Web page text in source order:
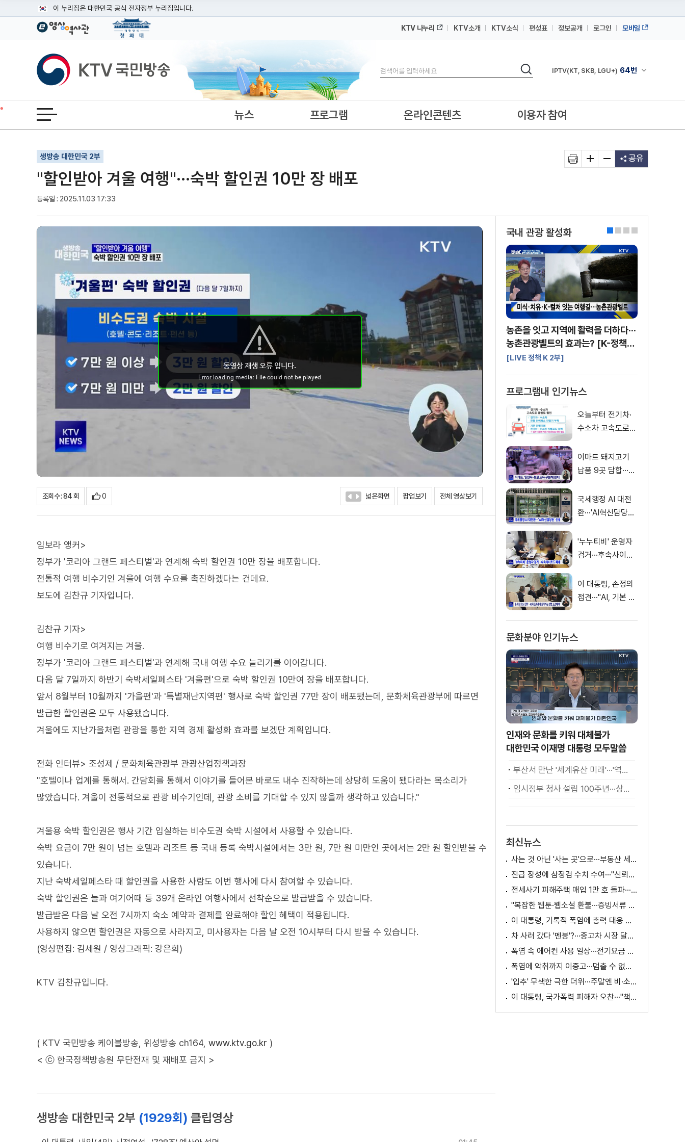
이 누리집은 대한민국 공식 전자정부 누리집입니다.
공식 누리집 주소 확인하기
이밖에 or.kr 또는 .kr등 다른 도메인 주소를 사용하고 있다면 아래 URL에서 도메인 주소를 확인해 보세요
운영중인 공식 누리집보기
KTV 나누리 KTV소개 KTV소식 편성표 정보공개 로그인 모바일
KTV국민방송
검색
검색 채널안내 펼쳐
IPTV(KT, SKB, LGU+) 64번
IPTV(KT, SKB, LGU+)
전체메뉴 열기 뉴스 프로그램 온라인콘텐츠 이용자 참여
생방송 대한민국 2부
"할인받아 겨울 여행"···숙박 할인권 10만 장 배포
등록일 : 2025.11.03 17:33
기사인쇄
글자확대
글자축소 공유
조회수 : 84 회 0 넓은화면 팝업보기 전체 영상보기
임보라 앵커>
정부가 '코리아 그랜드 페스티벌'과 연계해 숙박 할인권 10만 장을 배포합니다.
전통적 여행 비수기인 겨울에 여행 수요를 촉진하겠다는 건데요.
보도에 김찬규 기자입니다.
김찬규 기자>
여행 비수기로 여겨지는 겨울.
정부가 '코리아 그랜드 페스티벌'과 연계해 국내 여행 수요 늘리기를 이어갑니다.
다음 달 7일까지 하반기 숙박세일페스타 '겨울편'으로 숙박 할인권 10만여 장을 배포합니다.
앞서 8월부터 10월까지 '가을편'과 '특별재난지역편' 행사로 숙박 할인권 77만 장이 배포됐는데, 문화체육관광부에 따르면
발급한 할인권은 모두 사용됐습니다.
겨울에도 지난가을처럼 관광을 통한 지역 경제 활성화 효과를 보겠단 계획입니다.
전화 인터뷰> 조성제 / 문화체육관광부 관광산업정책과장
"호텔이나 업계를 통해서. 간담회를 통해서 이야기를 들어본 바로도 내수 진작하는데 상당히 도움이 됐다라는 목소리가
많았습니다. 겨울이 전통적으로 관광 비수기인데, 관광 소비를 기대할 수 있지 않을까 생각하고 있습니다."
겨울용 숙박 할인권은 행사 기간 입실하는 비수도권 숙박 시설에서 사용할 수 있습니다.
숙박 요금이 7만 원이 넘는 호텔과 리조트 등 국내 등록 숙박시설에서는 3만 원, 7만 원 미만인 곳에서는 2만 원 할인받을 수
있습니다.
지난 숙박세일페스타 때 할인권을 사용한 사람도 이번 행사에 다시 참여할 수 있습니다.
숙박 할인권은 놀과 여기어때 등 39개 온라인 여행사에서 선착순으로 발급받을 수 있습니다.
발급받은 다음 날 오전 7시까지 숙소 예약과 결제를 완료해야 할인 혜택이 적용됩니다.
사용하지 않으면 할인권은 자동으로 사라지고, 미사용자는 다음 날 오전 10시부터 다시 받을 수 있습니다.
(영상편집: 김세원 / 영상그래픽: 강은희)
KTV 김찬규입니다.
( KTV 국민방송 케이블방송, 위성방송 ch164, www.ktv.go.kr )
< ⓒ 한국정책방송원 무단전재 및 재배포 금지 >
생방송 대한민국 2부 (1929회) 클립영상
국내 관광 활성화 0
1
2
3
농촌을 잇고 지역에 활력을 더하다···
농촌관광벨트의 효과는? [K-정책
사용법]
[LIVE 정책 K 2부]
프로그램내 인기뉴스
오늘부터 전기차·
수소차 고속도로
이마트 돼지고기
납품 9곳 담합···과
국세행정 AI 대전
환···'AI혁신담당관'
'누누티비' 운영자
검거···후속사이트
이 대통령, 손정의
접견···"AI, 기본 인
문화분야 인기뉴스
인재와 문화를 키워 대체불가
대한민국 이재명 대통령 모두말씀
부산서 만난 '세계유산 미래'···'역대 최고·최다' 기록
임시정부 청사 설립 100주년···상하이서 만난 K-컬처! [세계 속 한국]
최신뉴스
사는 것 아닌 '사는 곳'으로···부동산 세제 판 바꾼다
진급 장성에 삼정검 수치 수여···"신뢰회복 애써달라"
전세사기 피해주택 매입 1만 호 돌파···피해 지원 속도
"복잡한 웹툰·웹소설 환불···증빙서류 요구까지"
이 대통령, 기록적 폭염에 총력 대응 지시 [외신에 비친 한국]
차 사러 갔다 '멘붕'?···중고차 시장 달라진다
폭염 속 에어컨 사용 일상···전기요금 줄이려면?
폭염에 악취까지 이중고···멈출 수 없는 필수노동
'입추' 무색한 극한 더위···주말엔 비·소나기
이 대통령, 국가폭력 피해자 오찬···"책임지고 치유"